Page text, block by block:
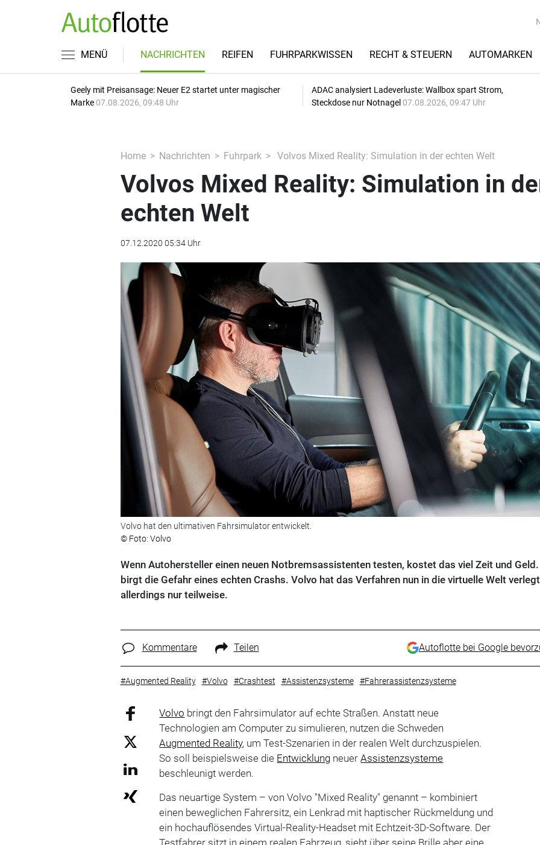
MENÜ NACHRICHTEN REIFEN FUHRPARKWISSEN RECHT & STEUERN AUTOMARKEN
Geely mit Preisansage: Neuer E2 startet unter magischer
Marke 07.08.2026, 09:48 Uhr
ADAC analysiert Ladeverluste: Wallbox spart Strom,
Steckdose nur Notnagel 07.08.2026, 09:47 Uhr
Home Nachrichten Fuhrpark Volvos Mixed Reality: Simulation in der echten Welt
Volvos Mixed Reality: Simulation in
echten Welt
07.12.2020 05:34 Uhr
Volvo hat den ultimativen Fahrsimulator entwickelt.
© Foto: Volvo
Wenn Autohersteller einen neuen Notbremsassistenten testen, kostet das viel Zeit und Geld.
birgt die Gefahr eines echten Crashs. Volvo hat das Verfahren nun in die virtuelle Welt
allerdings nur teilweise.
Kommentare Teilen Autoflotte bei Google
#Augmented Reality #Volvo #Crashtest #Assistenzsysteme #Fahrerassistenzsysteme
Volvo bringt den Fahrsimulator auf echte Straßen. Anstatt neue
Technologien am Computer zu simulieren, nutzen die Schweden
Augmented Reality, um Test-Szenarien in der realen Welt durchzuspielen.
So soll beispielsweise die Entwicklung neuerAssistenzsysteme
beschleunigt werden.
Das neuartige System – von Volvo "Mixed Reality" genannt – kombiniert
einen beweglichen Fahrersitz, ein Lenkrad mit haptischer Rückmeldung und
ein hochauflösendes Virtual-Reality-Headset mit Echtzeit-3D-Software. Der
Testfahrer sitzt in einem realen Fahrzeug, sieht über seine Brille aber eine